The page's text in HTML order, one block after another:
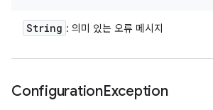
String : 의미 있는 오류 메시지
ConfigurationException